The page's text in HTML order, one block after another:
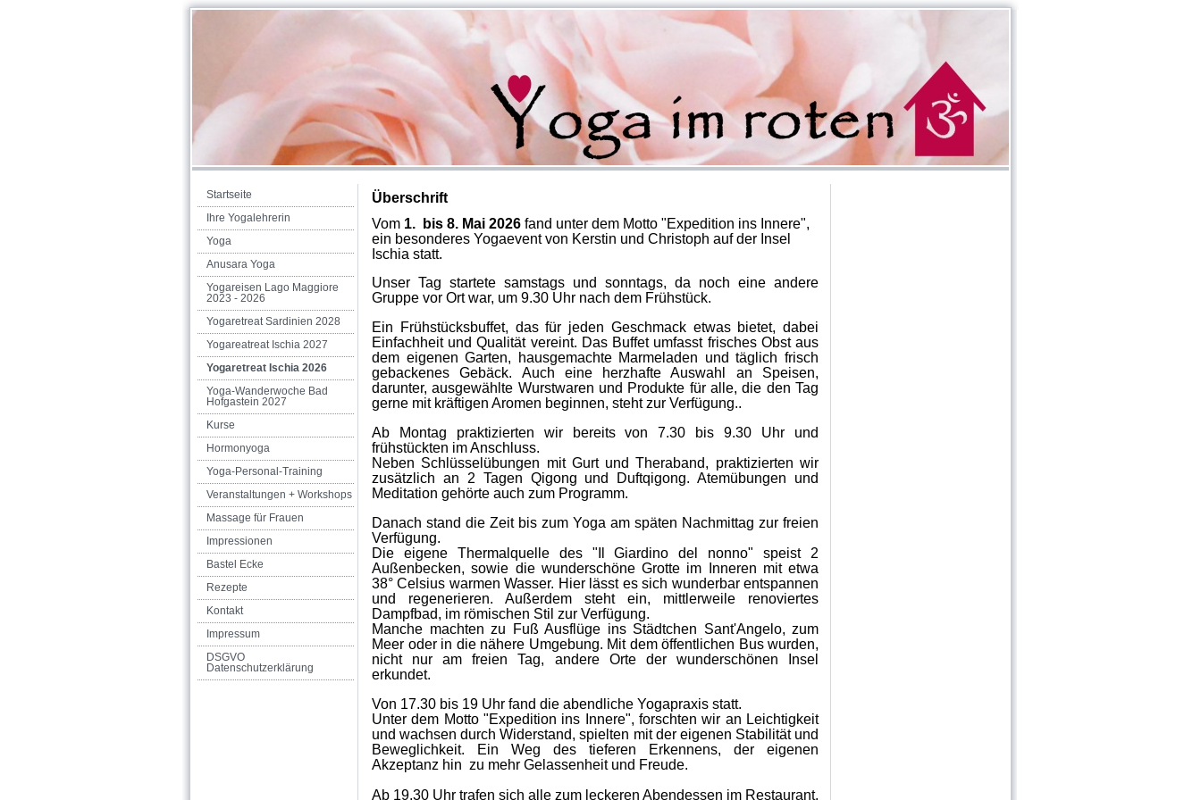
Startseite
Ihre Yogalehrerin
Yoga
Anusara Yoga
Yogareisen Lago Maggiore
2023 - 2026
Yogaretreat Sardinien 2028
Yogareatreat Ischia 2027
Yogaretreat Ischia 2026
Yoga-Wanderwoche Bad
Hofgastein 2027
Kurse
Hormonyoga
Yoga-Personal-Training
Veranstaltungen + Workshops
Massage für Frauen
Impressionen
Bastel Ecke
Rezepte
Kontakt
Impressum
DSGVO
Datenschutzerklärung
Überschrift
Vom 1. bis 8. Mai 2026 fand unter dem Motto "Expedition ins Innere",
ein besonderes Yogaevent von Kerstin und Christoph auf der Insel
Ischia statt.
Unser Tag startete samstags und sonntags, da noch eine andere
Gruppe vor Ort war, um 9.30 Uhr nach dem Frühstück.
Ein Frühstücksbuffet, das für jeden Geschmack etwas bietet, dabei
Einfachheit und Qualität vereint. Das Buffet umfasst frisches Obst aus
dem eigenen Garten, hausgemachte Marmeladen und täglich frisch
gebackenes Gebäck. Auch eine herzhafte Auswahl an Speisen,
darunter, ausgewählte Wurstwaren und Produkte für alle, die den Tag
gerne mit kräftigen Aromen beginnen, steht zur Verfügung..
Ab Montag praktizierten wir bereits von 7.30 bis 9.30 Uhr und
frühstückten im Anschluss.
Neben Schlüsselübungen mit Gurt und Theraband, praktizierten wir
zusätzlich an 2 Tagen Qigong und Duftqigong. Atemübungen und
Meditation gehörte auch zum Programm.
Danach stand die Zeit bis zum Yoga am späten Nachmittag zur freien
Verfügung.
Die eigene Thermalquelle des "Il Giardino del nonno" speist 2
Außenbecken, sowie die wunderschöne Grotte im Inneren mit etwa
38° Celsius warmen Wasser. Hier lässt es sich wunderbar entspannen
und regenerieren. Außerdem steht ein, mittlerweile renoviertes
Dampfbad, im römischen Stil zur Verfügung.
Manche machten zu Fuß Ausflüge ins Städtchen Sant'Angelo, zum
Meer oder in die nähere Umgebung. Mit dem öffentlichen Bus wurden,
nicht nur am freien Tag, andere Orte der wunderschönen Insel
erkundet.
Von 17.30 bis 19 Uhr fand die abendliche Yogapraxis statt.
Unter dem Motto "Expedition ins Innere", forschten wir an Leichtigkeit
und wachsen durch Widerstand, spielten mit der eigenen Stabilität und
Beweglichkeit. Ein Weg des tieferen Erkennens, der eigenen
Akzeptanz hin zu mehr Gelassenheit und Freude.
Ab 19.30 Uhr trafen sich alle zum leckeren Abendessen im Restaurant.